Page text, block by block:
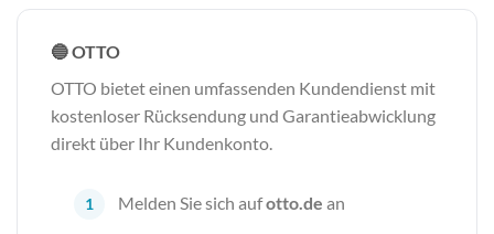
🔵 OTTO
OTTO bietet einen umfassenden Kundendienst mit
kostenloser Rücksendung und Garantieabwicklung
direkt über Ihr Kundenkonto.
Melden Sie sich aufotto.de an